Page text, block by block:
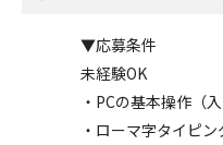
▼応募条件
未経験OK
・PCの基本操作（
・ローマ字タイピ